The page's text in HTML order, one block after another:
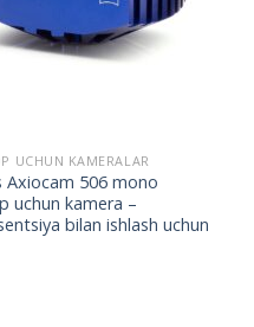
UCHUN KAMERALAR
Axiocam 506 mono
uchun kamera –
bilan ishlash uchun